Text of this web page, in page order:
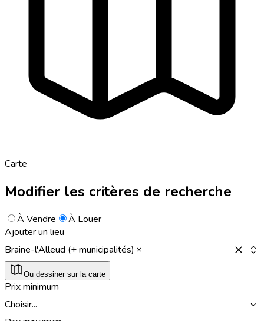
Carte
Modifier les critères de recherche
À Vendre
À Louer
Ajouter un lieu
Braine-l'Alleud (+ municipalités)
Ou dessiner sur la carte
Prix minimum
Choisir...